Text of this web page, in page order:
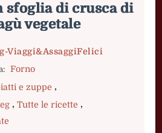
sfoglia di crusca di
vegetale
Viaggi&AssaggiFelici
Forno
e zuppe ,
, Tutte le ricette ,